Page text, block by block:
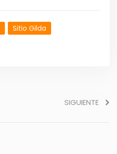
Sitio Gilda
SIGUIENTE